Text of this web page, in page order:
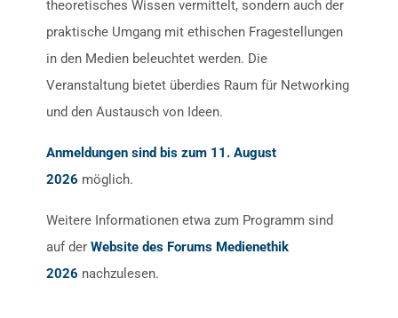
theoretisches Wissen vermittelt, sondern auch der
praktische Umgang mit ethischen Fragestellungen
in den Medien beleuchtet werden. Die
Veranstaltung bietet überdies Raum für Networking
und den Austausch von Ideen.
Anmeldungen sind bis zum 11. August
2026 möglich.
Weitere Informationen etwa zum Programm sind
auf derWebsite des Forums Medienethik
2026 nachzulesen.